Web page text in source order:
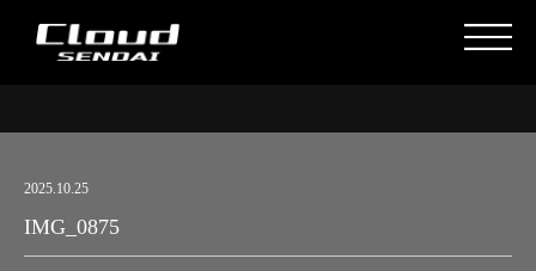
2025.10.25
IMG_0875